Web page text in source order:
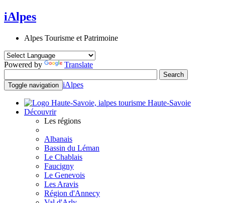
iAlpes
Alpes Tourisme et Patrimoine
Powered by Translate
Toggle navigation iAlpes
Haute-Savoie
Découvrir
Les régions
Albanais
Bassin du Léman
Le Chablais
Faucigny
Le Genevois
Les Aravis
Région d'Annecy